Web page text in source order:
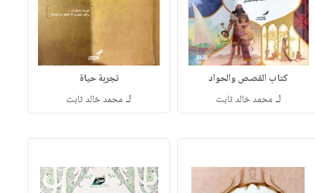
كتاب القصص والحواد
لـ محمد خالد ثابت
تجربة حياة
لـ محمد خالد ثابت